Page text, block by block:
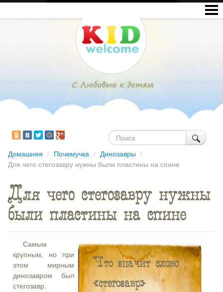
Домашняя / Почемучка / Динозавры /
Для чего стегозавру нужны были пластины на спине
Для чего стегозавру нужны
были пластины на спине
Что значит слово
«стегозавр»
Самым
крупным, но при
этом мирным
динозавром был
стегозавр.